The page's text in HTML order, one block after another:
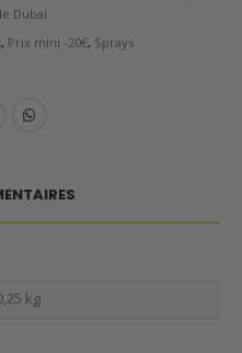
Dubai
, Prix mini -20€, Sprays
kg